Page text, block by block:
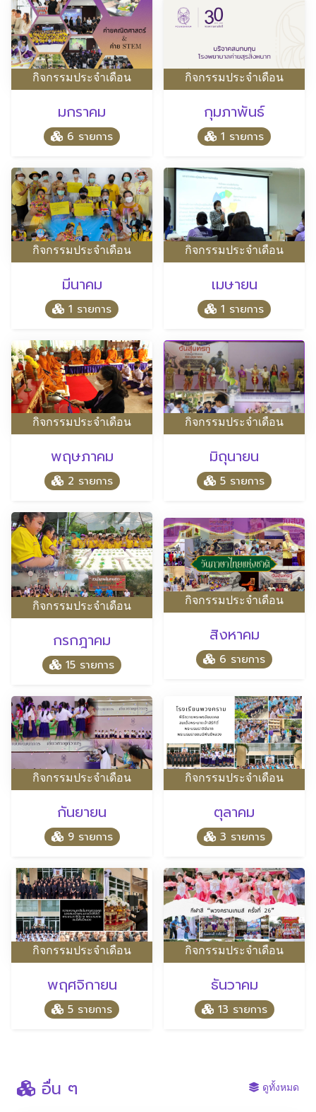
กิจกรรมประจำเดือน
มกราคม
6 รายการ
กิจกรรมประจำเดือน
กุมภาพันธ์
1 รายการ
กิจกรรมประจำเดือน
มีนาคม
1 รายการ
กิจกรรมประจำเดือน
เมษายน
1 รายการ
กิจกรรมประจำเดือน
พฤษภาคม
2 รายการ
กิจกรรมประจำเดือน
มิถุนายน
5 รายการ
กิจกรรมประจำเดือน
กรกฎาคม
15 รายการ
กิจกรรมประจำเดือน
สิงหาคม
6 รายการ
กิจกรรมประจำเดือน
กันยายน
9 รายการ
กิจกรรมประจำเดือน
ตุลาคม
3 รายการ
กิจกรรมประจำเดือน
พฤศจิกายน
5 รายการ
กิจกรรมประจำเดือน
ธันวาคม
13 รายการ
อื่น ๆ ดูทั้งหมด